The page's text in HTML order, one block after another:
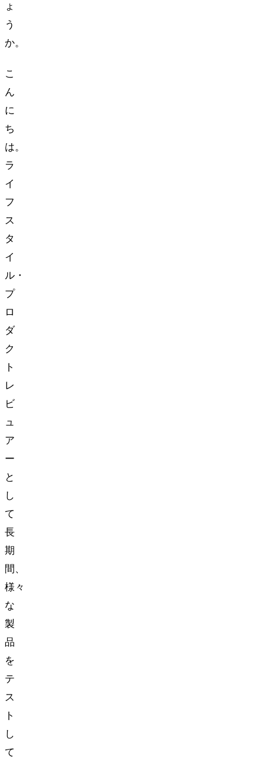
ょ
う
か。
こ
ん
に
ち
は。
ラ
イ
フ
ス
タ
イ
ル・
プ
ロ
ダ
ク
ト
レ
ビ
ュ
ア
ー
と
し
て
長
期
間、
様々
な
製
品
を
テ
ス
ト
し
て